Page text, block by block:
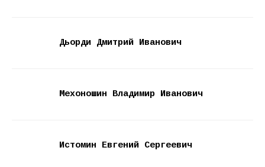
Дьорди Дмитрий Иванович
Мехоношин Владимир Иванович
Истомин Евгений Сергеевич